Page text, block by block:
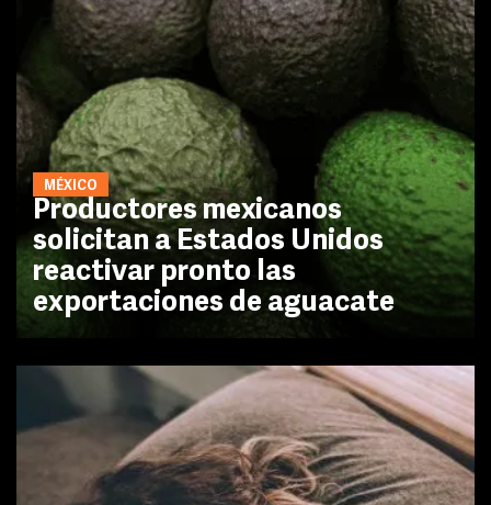
MÉXICO
Productores mexicanos
solicitan a Estados Unidos
reactivar pronto las
exportaciones de aguacate